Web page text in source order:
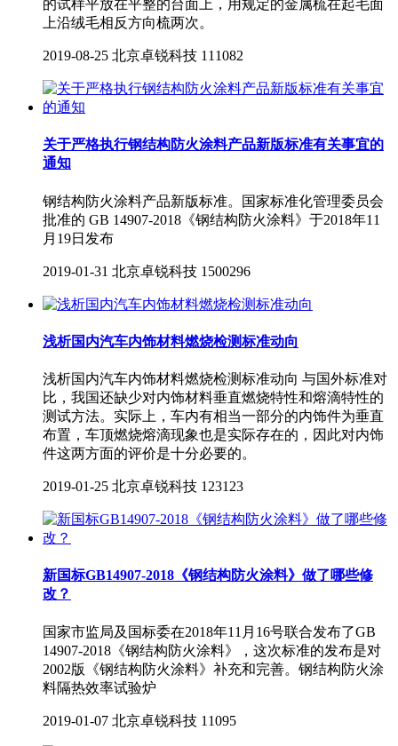
的试样平放在平整的台面上，用规定的金属梳在起毛面
上沿绒毛相反方向梳两次。
2019-08-25 北京卓锐科技 111082
关于严格执行钢结构防火涂料产品新版标准有关事宜的
通知
钢结构防火涂料产品新版标准。国家标准化管理委员会
批准的 GB 14907-2018《钢结构防火涂料》于2018年11
月19日发布
2019-01-31 北京卓锐科技 1500296
浅析国内汽车内饰材料燃烧检测标准动向
浅析国内汽车内饰材料燃烧检测标准动向 与国外标准对
比，我国还缺少对内饰材料垂直燃烧特性和熔滴特性的
测试方法。实际上，车内有相当一部分的内饰件为垂直
布置，车顶燃烧熔滴现象也是实际存在的，因此对内饰
件这两方面的评价是十分必要的。
2019-01-25 北京卓锐科技 123123
新国标GB14907-2018《钢结构防火涂料》做了哪些修
改？
国家市监局及国标委在2018年11月16号联合发布了GB
14907-2018《钢结构防火涂料》，这次标准的发布是对
2002版《钢结构防火涂料》补充和完善。钢结构防火涂
料隔热效率试验炉
2019-01-07 北京卓锐科技 11095